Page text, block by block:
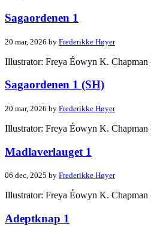
Sagaordenen 1
20 mar, 2026 by Frederikke Høyer
Illustrator: Freya Éowyn K. Chapman
Sagaordenen 1 (SH)
20 mar, 2026 by Frederikke Høyer
Illustrator: Freya Éowyn K. Chapman
Madlaverlauget 1
06 dec, 2025 by Frederikke Høyer
Illustrator: Freya Éowyn K. Chapman
Adeptknap 1